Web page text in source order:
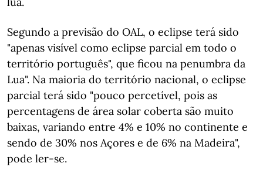
Segundo a previsão do OAL, o eclipse terá sido
"apenas visível como eclipse parcial em todo o
território português", que ficou na penumbra da
Lua". Na maioria do território nacional, o eclipse
parcial terá sido "pouco percetível, pois as
percentagens de área solar coberta são muito
baixas, variando entre 4% e 10% no continente e
sendo de 30% nos Açores e de 6% na Madeira",
pode ler-se.